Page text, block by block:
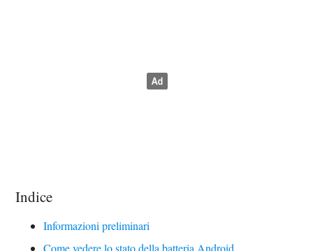
Indice
Informazioni preliminari
Come vedere lo stato della batteria Android